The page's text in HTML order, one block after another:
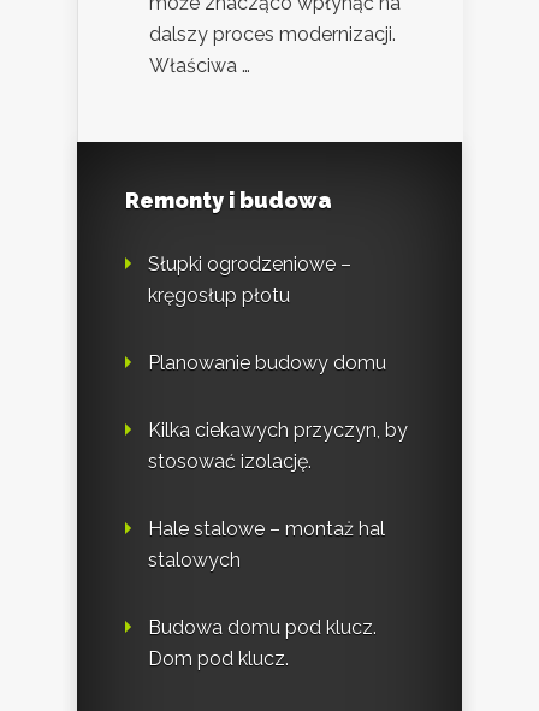
dalszy proces modernizacji.
Właściwa …
Remonty i budowa
Słupki ogrodzeniowe –
kręgosłup płotu
Planowanie budowy domu
Kilka ciekawych przyczyn, by
stosować izolację.
Hale stalowe – montaż hal
stalowych
Budowa domu pod klucz.
Dom pod klucz.